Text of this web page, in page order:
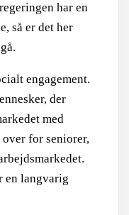
har en
så er det her
engagement.
der
med
over for seniorer,
en langvarig